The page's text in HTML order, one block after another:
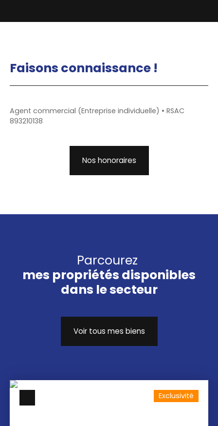
Faisons connaissance !
Agent commercial (Entreprise individuelle) • RSAC
893210138
Nos honoraires
Parcourez
mes propriétés disponibles
dans le secteur
Voir tous mes biens
Exclusivité